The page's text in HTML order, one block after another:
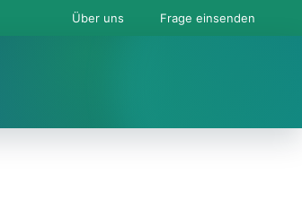
Über uns Frage einsenden